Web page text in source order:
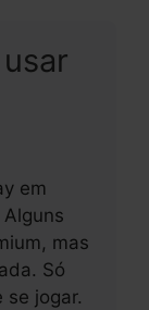
em
mas
Só
se jogar.